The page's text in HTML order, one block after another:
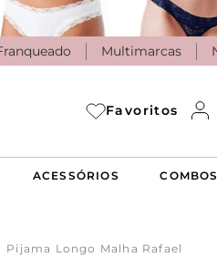
Multimarcas
Favoritos
ACESSÓRIOS COMBOS
Pijama Longo Malha Rafael